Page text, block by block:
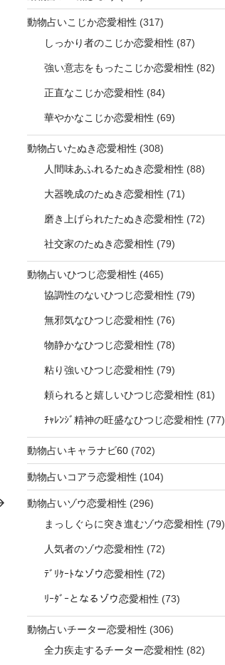
動物占いこじか恋愛相性 (317)
しっかり者のこじか恋愛相性 (87)
強い意志をもったこじか恋愛相性 (82)
正直なこじか恋愛相性 (84)
華やかなこじか恋愛相性 (69)
動物占いたぬき恋愛相性 (308)
人間味あふれるたぬき恋愛相性 (88)
大器晩成のたぬき恋愛相性 (71)
磨き上げられたたぬき恋愛相性 (72)
社交家のたぬき恋愛相性 (79)
動物占いひつじ恋愛相性 (465)
協調性のないひつじ恋愛相性 (79)
無邪気なひつじ恋愛相性 (76)
物静かなひつじ恋愛相性 (78)
粘り強いひつじ恋愛相性 (79)
頼られると嬉しいひつじ恋愛相性 (81)
ﾁｬﾚﾝｼﾞ精神の旺盛なひつじ恋愛相性 (77)
動物占いキャラナビ60(702)
動物占いコアラ恋愛相性 (104)
動物占いゾウ恋愛相性 (296)
まっしぐらに突き進むゾウ恋愛相性 (79)
人気者のゾウ恋愛相性 (72)
ﾃﾞﾘｹｰﾄなゾウ恋愛相性 (72)
ﾘｰﾀﾞｰとなるゾウ恋愛相性 (73)
動物占いチーター恋愛相性 (306)
全力疾走するチーター恋愛相性 (82)